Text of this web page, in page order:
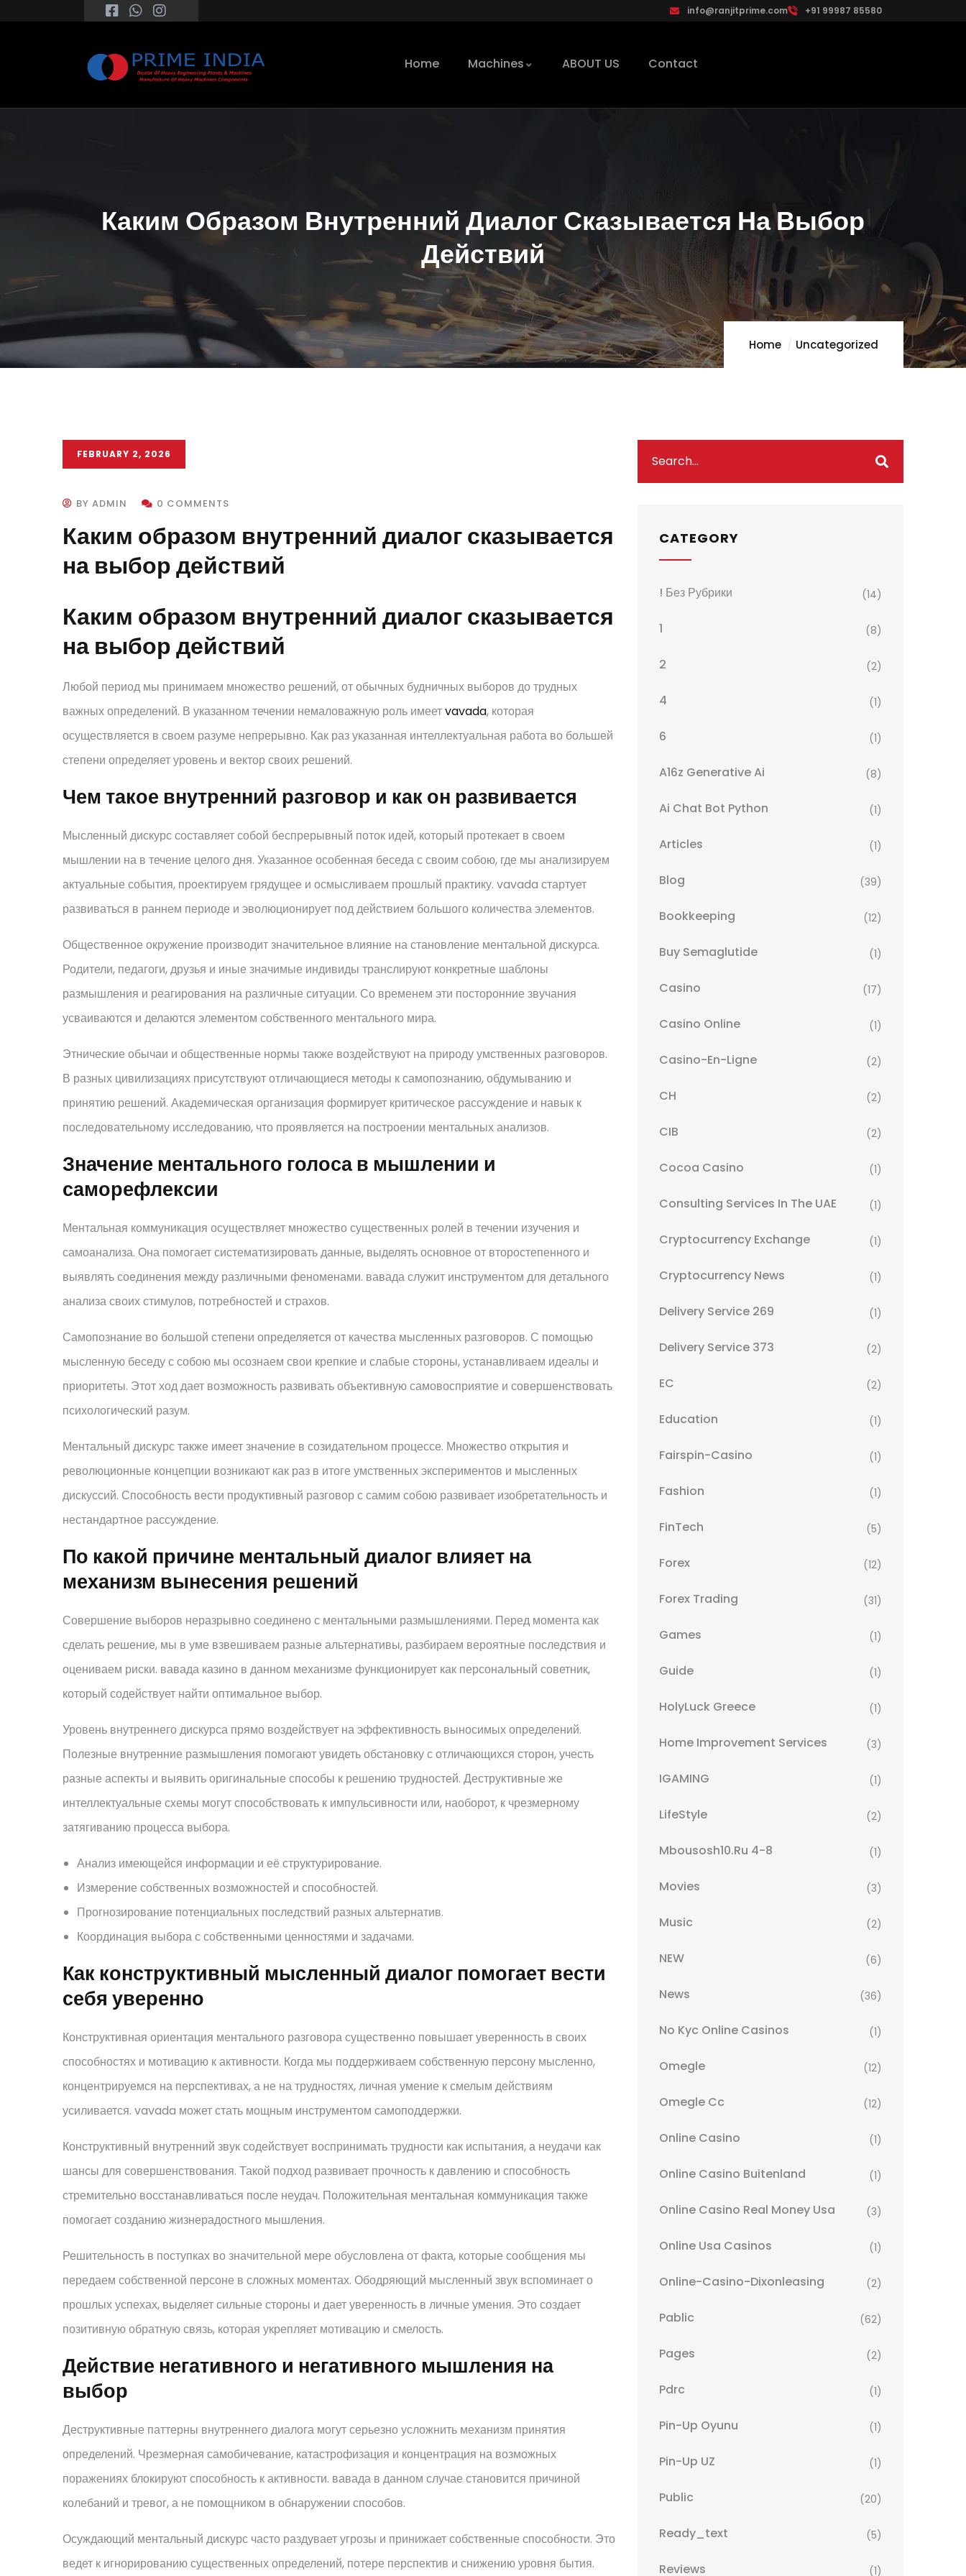
info@ranjitprime.com +91 99987 85580
Home Machines ABOUT US Contact
Каким Образом Внутренний Диалог Сказывается На Выбор
Действий
Home Uncategorized
FEBRUARY 2, 2026
BY ADMIN 0 COMMENTS
Каким образом внутренний диалог сказывается
на выбор действий
Каким образом внутренний диалог сказывается
на выбор действий
Любой период мы принимаем множество решений, от обычных будничных выборов до трудных
важных определений. В указанном течении немаловажную роль имеетvavada, которая
осуществляется в своем разуме непрерывно. Как раз указанная интеллектуальная работа во большей
степени определяет уровень и вектор своих решений.
Чем такое внутренний разговор и как он развивается
Мысленный дискурс составляет собой беспрерывный поток идей, который протекает в своем
мышлении на в течение целого дня. Указанное особенная беседа с своим собою, где мы анализируем
актуальные события, проектируем грядущее и осмысливаем прошлый практику. vavada стартует
развиваться в раннем периоде и эволюционирует под действием большого количества элементов.
Общественное окружение производит значительное влияние на становление ментальной дискурса.
Родители, педагоги, друзья и иные значимые индивиды транслируют конкретные шаблоны
размышления и реагирования на различные ситуации. Со временем эти посторонние звучания
усваиваются и делаются элементом собственного ментального мира.
Этнические обычаи и общественные нормы также воздействуют на природу умственных разговоров.
В разных цивилизациях присутствуют отличающиеся методы к самопознанию, обдумыванию и
принятию решений. Академическая организация формирует критическое рассуждение и навык к
последовательному исследованию, что проявляется на построении ментальных анализов.
Значение ментального голоса в мышлении и
саморефлексии
Ментальная коммуникация осуществляет множество существенных ролей в течении изучения и
самоанализа. Она помогает систематизировать данные, выделять основное от второстепенного и
выявлять соединения между различными феноменами. вавада служит инструментом для детального
анализа своих стимулов, потребностей и страхов.
Самопознание во большой степени определяется от качества мысленных разговоров. С помощью
мысленную беседу с собою мы осознаем свои крепкие и слабые стороны, устанавливаем идеалы и
приоритеты. Этот ход дает возможность развивать объективную самовосприятие и совершенствовать
психологический разум.
Ментальный дискурс также имеет значение в созидательном процессе. Множество открытия и
революционные концепции возникают как раз в итоге умственных экспериментов и мысленных
дискуссий. Способность вести продуктивный разговор с самим собою развивает изобретательность и
нестандартное рассуждение.
По какой причине ментальный диалог влияет на
механизм вынесения решений
Совершение выборов неразрывно соединено с ментальными размышлениями. Перед момента как
сделать решение, мы в уме взвешиваем разные альтернативы, разбираем вероятные последствия и
оцениваем риски. вавада казино в данном механизме функционирует как персональный советник,
который содействует найти оптимальное выбор.
Уровень внутреннего дискурса прямо воздействует на эффективность выносимых определений.
Полезные внутренние размышления помогают увидеть обстановку с отличающихся сторон, учесть
разные аспекты и выявить оригинальные способы к решению трудностей. Деструктивные же
интеллектуальные схемы могут способствовать к импульсивности или, наоборот, к чрезмерному
затягиванию процесса выбора.
Анализ имеющейся информации и её структурирование.
Измерение собственных возможностей и способностей.
Прогнозирование потенциальных последствий разных альтернатив.
Координация выбора с собственными ценностями и задачами.
Как конструктивный мысленный диалог помогает вести
себя уверенно
Конструктивная ориентация ментального разговора существенно повышает уверенность в своих
способностях и мотивацию к активности. Когда мы поддерживаем собственную персону мысленно,
концентрируемся на перспективах, а не на трудностях, личная умение к смелым действиям
усиливается. vavada может стать мощным инструментом самоподдержки.
Конструктивный внутренний звук содействует воспринимать трудности как испытания, а неудачи как
шансы для совершенствования. Такой подход развивает прочность к давлению и способность
стремительно восстанавливаться после неудач. Положительная ментальная коммуникация также
помогает созданию жизнерадостного мышления.
Решительность в поступках во значительной мере обусловлена от факта, которые сообщения мы
передаем собственной персоне в сложных моментах. Ободряющий мысленный звук вспоминает о
прошлых успехах, выделяет сильные стороны и дает уверенность в личные умения. Это создает
позитивную обратную связь, которая укрепляет мотивацию и смелость.
Действие негативного и негативного мышления на
выбор
Деструктивные паттерны внутреннего диалога могут серьезно усложнить механизм принятия
определений. Чрезмерная самобичевание, катастрофизация и концентрация на возможных
поражениях блокируют способность к активности. вавада в данном случае становится причиной
колебаний и тревог, а не помощником в обнаружении способов.
Осуждающий ментальный дискурс часто раздувает угрозы и принижает собственные способности. Это
ведет к игнорированию существенных определений, потере перспектив и снижению уровня бытия.
CATEGORY
! Без Рубрики (14)
1 (8)
2 (2)
4 (1)
6 (1)
A16z Generative Ai (8)
Ai Chat Bot Python (1)
Articles (1)
Blog (39)
Bookkeeping (12)
Buy Semaglutide (1)
Casino (17)
Casino Online (1)
Casino-En-Ligne (2)
CH (2)
CIB (2)
Cocoa Casino (1)
Consulting Services In The UAE (1)
Cryptocurrency Exchange (1)
Cryptocurrency News (1)
Delivery Service 269 (1)
Delivery Service 373 (2)
EC (2)
Education (1)
Fairspin-Casino (1)
Fashion (1)
FinTech (5)
Forex (12)
Forex Trading (31)
Games (1)
Guide (1)
HolyLuck Greece (1)
Home Improvement Services (3)
IGAMING (1)
LifeStyle (2)
Mbousosh10.ru 4-8 (1)
Movies (3)
Music (2)
NEW (6)
News (36)
No Kyc Online Casinos (1)
Omegle (12)
Omegle Cc (12)
Online Casino (1)
Online Casino Buitenland (1)
Online Casino Real Money Usa (3)
Online Usa Casinos (1)
Online-Casino-Dixonleasing (2)
Pablic (62)
Pages (2)
Pdrc (1)
Pin-Up Oyunu (1)
Pin-Up UZ (1)
Public (20)
Ready_text (5)
Reviews (1)